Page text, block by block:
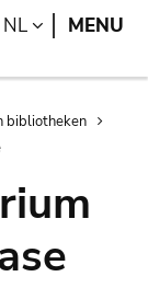
NL LANGUAGE
MENU
bibliotheken